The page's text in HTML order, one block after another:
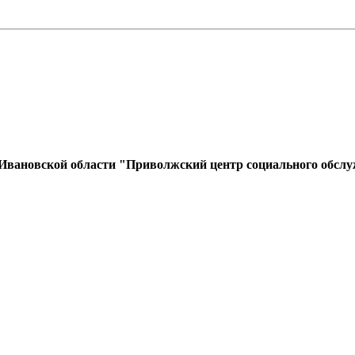
области "Приволжский центр социального